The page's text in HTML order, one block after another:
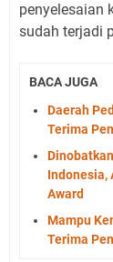
penyelesaian
sudah terjadi
BACA JUGA
Daerah
Terima
Indonesia,
Award
Mampu
Terima